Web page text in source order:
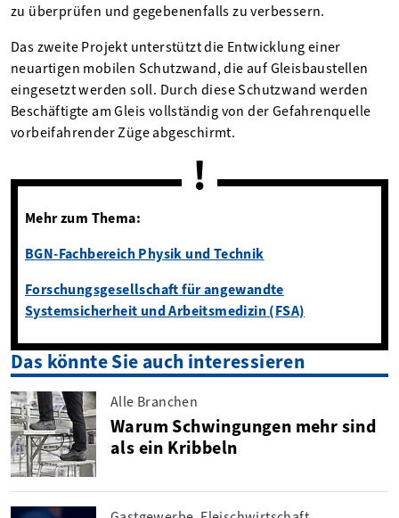
zu überprüfen und gegebenenfalls zu verbessern.
Das zweite Projekt unterstützt die Entwicklung einer
neuartigen mobilen Schutzwand, die auf Gleisbaustellen
eingesetzt werden soll. Durch diese Schutzwand werden
Beschäftigte am Gleis vollständig von der Gefahrenquelle
vorbeifahrender Züge abgeschirmt.
Mehr zum Thema:
BGN-Fachbereich Physik und Technik
Forschungsgesellschaft für angewandte
Systemsicherheit und Arbeitsmedizin (FSA)
Das könnte Sie auch interessieren
Alle Branchen
Warum Schwingungen mehr sind
als ein Kribbeln